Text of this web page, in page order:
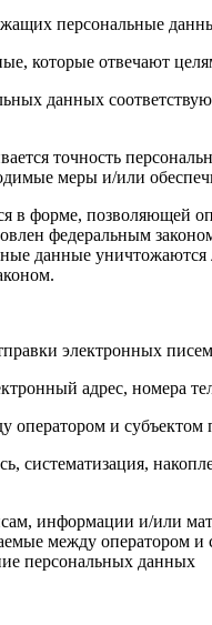
персональные
которые отвечают
данных
точность
меры и/или
в форме, позволяющей
федеральным
данные
электронных писем
адрес, номера
оператором и
систематизация,
информации и/или
между оператором
персональных данных